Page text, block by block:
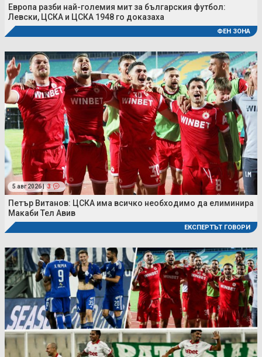
Европа разби най-големия мит за българския футбол:
Левски, ЦСКА и ЦСКА 1948 го доказаха
ФЕН ЗОНА
5 авг 2026 | 3
Петър Витанов: ЦСКА има всичко необходимо да елиминира
Макаби Тел Авив
ЕКСПЕРТЪТ ГОВОРИ